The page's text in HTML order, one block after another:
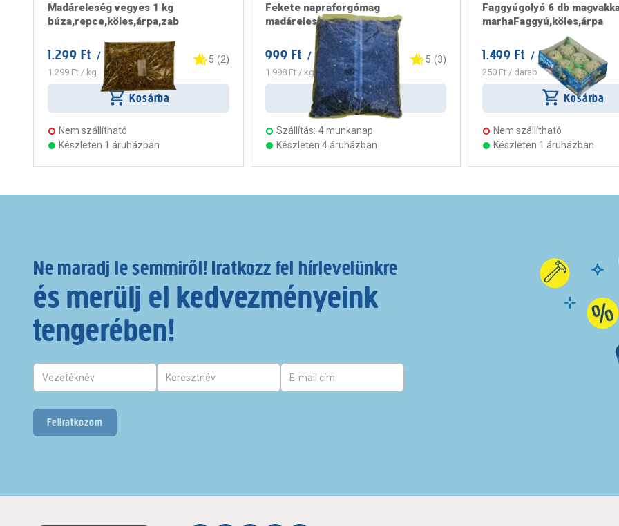
Madáreleség vegyes 1 kg
búza,repce,köles,árpa,zab
1.299 Ft / darab
1.299 Ft / kg
5 (2)
Kosárba
Nem szállítható
Készleten 1 áruházban
Fekete napraforgómag
madáreleség 0,5kg
999 Ft / darab
1.998 Ft/ kg
5 (3)
Kosárba
Szállítás: 4 munkanap
Készleten 4 áruházban
Faggyúgolyó 6 db
marhaFaggyú,köles,árpa
1.499 Ft / csomag
250 Ft / darab
Kosárba
Nem szállítható
Készleten 1 áruházban
Ne maradj le semmiről! Iratkozz fel hírlevelünkre
és merülj el kedvezményeink
tengerében!
Feliratkozom